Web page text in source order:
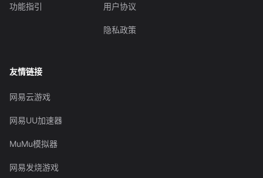
功能指引 用户协议
隐私政策
友情链接
网易云游戏
网易UU加速器
MuMu模拟器
网易发烧游戏